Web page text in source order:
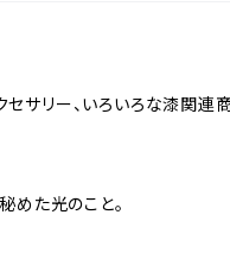
サリー、いろいろな漆関
めた光のこと。